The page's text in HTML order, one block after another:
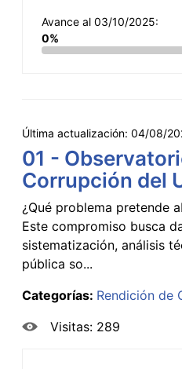
Avance al 03/10/2025:
0%
Última actualización: 04/08/
01 -
Corrupción del
¿Qué problema pretende
Este compromiso busca
sistematización, análisis
pública so...
Categorías: Rendición de
Visitas: 289